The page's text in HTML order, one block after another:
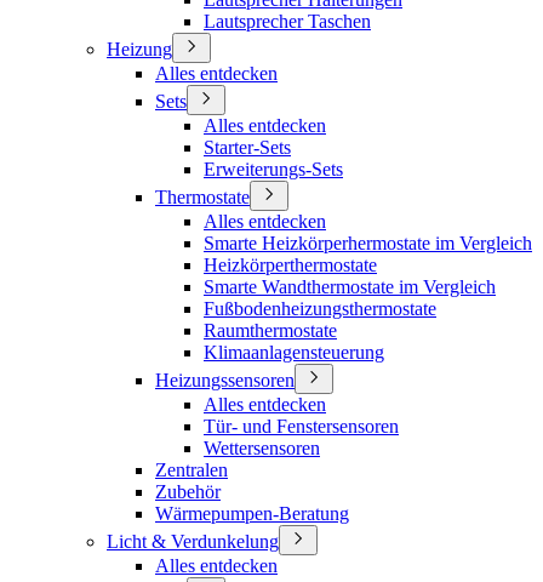
Lautsprecher Taschen
Heizung
Alles entdecken
Sets
Alles entdecken
Starter-Sets
Erweiterungs-Sets
Thermostate
Alles entdecken
Smarte Heizkörperhermostate im Vergleich
Heizkörperthermostate
Smarte Wandthermostate im Vergleich
Fußbodenheizungsthermostate
Raumthermostate
Klimaanlagensteuerung
Heizungssensoren
Alles entdecken
Tür- und Fenstersensoren
Wettersensoren
Zentralen
Zubehör
Wärmepumpen-Beratung
Licht & Verdunkelung
Alles entdecken